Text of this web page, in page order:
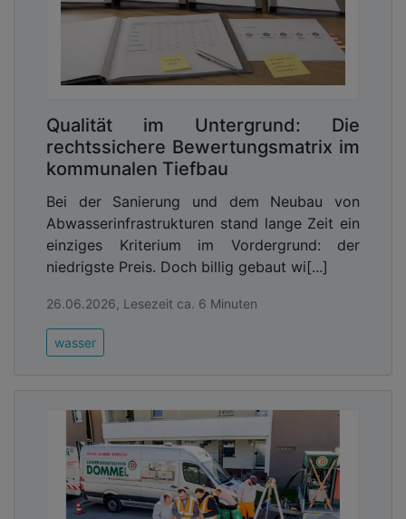
Qualität im Untergrund: Die
rechtssichere Bewertungsmatrix im
kommunalen Tiefbau
Bei der Sanierung und dem Neubau von
Abwasserinfrastrukturen stand lange Zeit ein
einziges Kriterium im Vordergrund: der
niedrigste Preis. Doch billig gebaut wi[...]
26.06.2026, Lesezeit ca. 6 Minuten
wasser